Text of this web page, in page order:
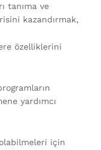
ve
kazandırmak,
özelliklerini
yardımcı
için